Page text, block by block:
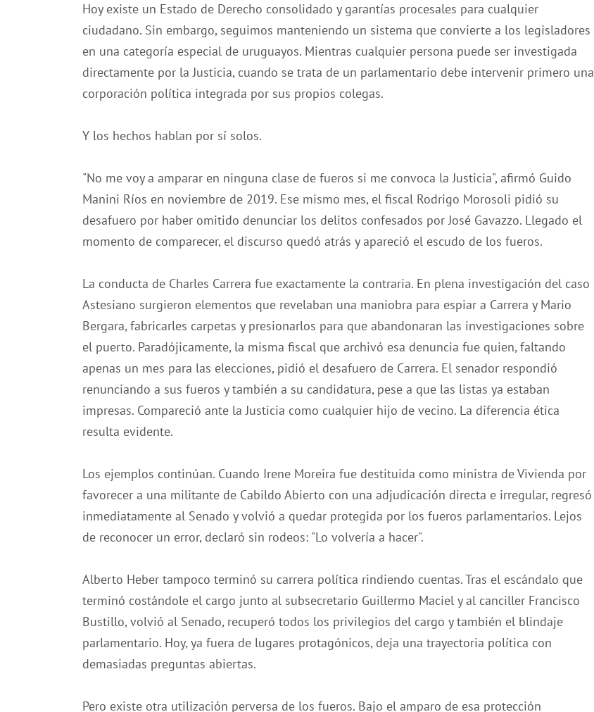
Hoy existe un Estado de Derecho consolidado y garantías procesales para cualquier
ciudadano. Sin embargo, seguimos manteniendo un sistema que convierte a los legisladores
en una categoría especial de uruguayos. Mientras cualquier persona puede ser investigada
directamente por la Justicia, cuando se trata de un parlamentario debe intervenir primero una
corporación política integrada por sus propios colegas.
Y los hechos hablan por sí solos.
"No me voy a amparar en ninguna clase de fueros si me convoca la Justicia", afirmó Guido
Manini Ríos en noviembre de 2019. Ese mismo mes, el fiscal Rodrigo Morosoli pidió su
desafuero por haber omitido denunciar los delitos confesados por José Gavazzo. Llegado el
momento de comparecer, el discurso quedó atrás y apareció el escudo de los fueros.
La conducta de Charles Carrera fue exactamente la contraria. En plena investigación del caso
Astesiano surgieron elementos que revelaban una maniobra para espiar a Carrera y Mario
Bergara, fabricarles carpetas y presionarlos para que abandonaran las investigaciones sobre
el puerto. Paradójicamente, la misma fiscal que archivó esa denuncia fue quien, faltando
apenas un mes para las elecciones, pidió el desafuero de Carrera. El senador respondió
renunciando a sus fueros y también a su candidatura, pese a que las listas ya estaban
impresas. Compareció ante la Justicia como cualquier hijo de vecino. La diferencia ética
resulta evidente.
Los ejemplos continúan. Cuando Irene Moreira fue destituida como ministra de Vivienda por
favorecer a una militante de Cabildo Abierto con una adjudicación directa e irregular, regresó
inmediatamente al Senado y volvió a quedar protegida por los fueros parlamentarios. Lejos
de reconocer un error, declaró sin rodeos: "Lo volvería a hacer".
Alberto Heber tampoco terminó su carrera política rindiendo cuentas. Tras el escándalo que
terminó costándole el cargo junto al subsecretario Guillermo Maciel y al canciller Francisco
Bustillo, volvió al Senado, recuperó todos los privilegios del cargo y también el blindaje
parlamentario. Hoy, ya fuera de lugares protagónicos, deja una trayectoria política con
demasiadas preguntas abiertas.
Pero existe otra utilización perversa de los fueros. Bajo el amparo de esa protección